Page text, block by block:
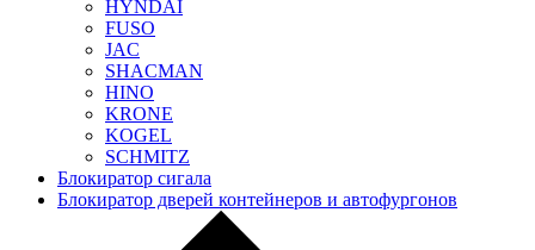
HYNDAI
FUSO
JAC
SHACMAN
HINO
KRONE
KOGEL
SCHMITZ
Блокиратор сигала
Блокиратор дверей контейнеров и автофургонов